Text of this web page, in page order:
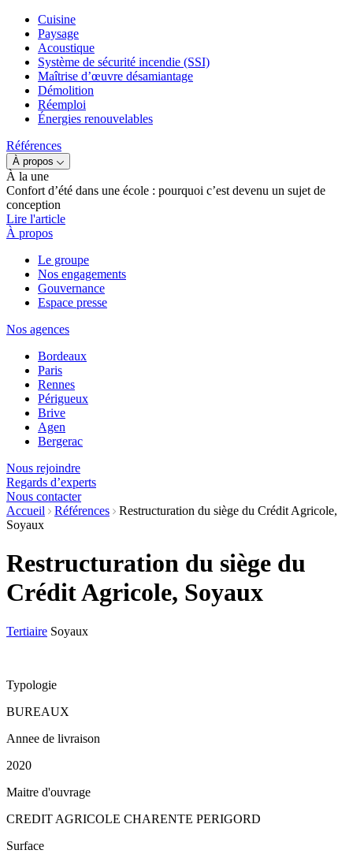
Cuisine
Paysage
Acoustique
Système de sécurité incendie (SSI)
Maîtrise d’œuvre désamiantage
Démolition
Réemploi
Énergies renouvelables
Références
À propos
À la une
Confort d’été dans une école : pourquoi c’est devenu un sujet de
conception
Lire l'article
À propos
Le groupe
Nos engagements
Gouvernance
Espace presse
Nos agences
Bordeaux
Paris
Rennes
Périgueux
Brive
Agen
Bergerac
Nous rejoindre
Regards d’experts
Nous contacter
Accueil
Références
Restructuration du siège du Crédit Agricole,
Soyaux
Restructuration du siège du
Crédit Agricole, Soyaux
Tertiaire Soyaux
Typologie
BUREAUX
Annee de livraison
2020
Maitre d'ouvrage
CREDIT AGRICOLE CHARENTE PERIGORD
Surface